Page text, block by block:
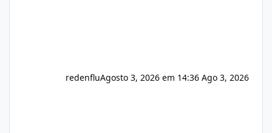
redenfluAgosto 3, 2026 em 14:36 Ago 3, 2026